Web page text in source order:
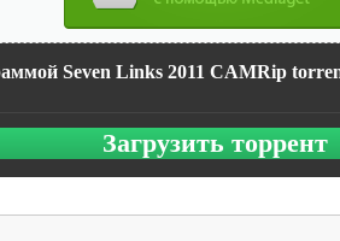
Seven Links 2011 CAMRip
Загрузить торрент